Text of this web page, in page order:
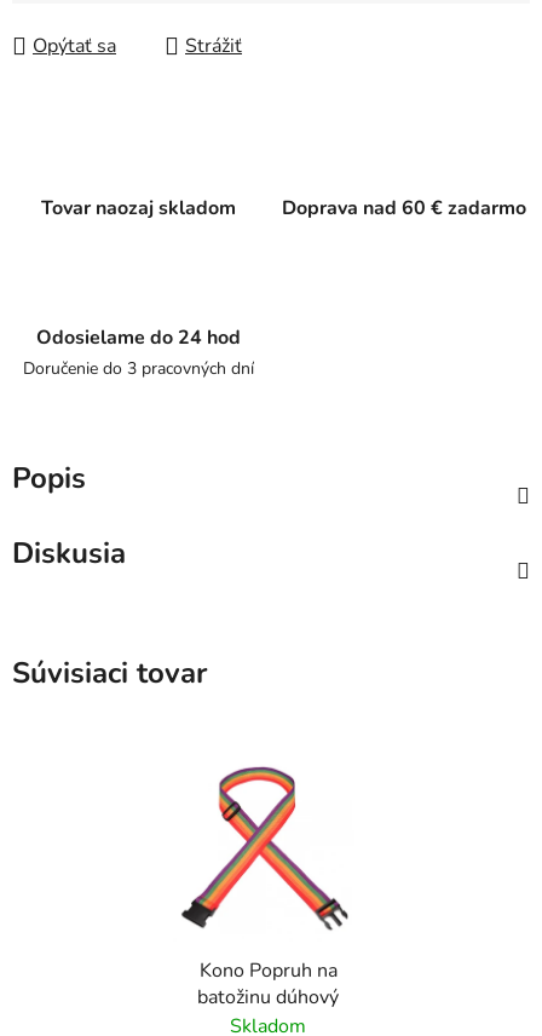
Opýtať sa Strážiť
Tovar naozaj skladom Doprava nad 60 € zadarmo
Odosielame do 24 hod
Doručenie do 3 pracovných dní
Popis
Diskusia
Súvisiaci tovar
Kono Popruh na
batožinu dúhový
Skladom